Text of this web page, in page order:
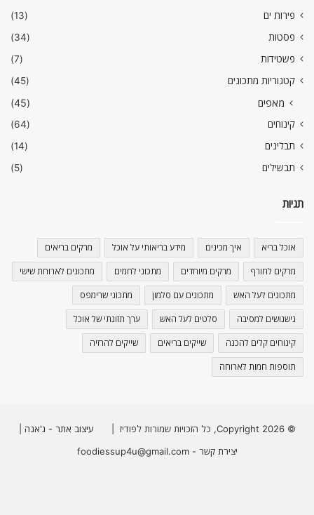
פירות ים
(13)
פסטות
(34)
פשטידות
(7)
קטגוריות מתכונים
(45)
מאפים (45)
קינוחים
(64)
תבלינים
(14)
תבשילים
(5)
תגיות
אוכל בריא איך מכינים מידע בריאותי על אוכל מרקים בריאים
מרקים לחורף מרקים מיוחדים מתכוני לחמים מתכונים לארוחת שישי
מתכונים לעל האש מתכונים עם סלמון מתכוני שרימפס
נישנושים למסיבה סלטים לעל האש ערך תזונתי של אוכל
קינוחים קלים להכנה שייקים בריאים שייקים להרזיה
תוספות חמות לארוחה
© Copyright 2026, כל הזכויות שמורות לפודיז | עיצוב אתר - ג'אנה
יצירת קשר - foodiessup4u@gmail.com